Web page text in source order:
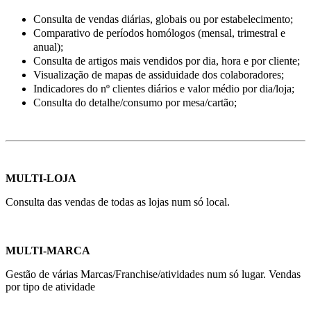
Consulta de vendas diárias, globais ou por estabelecimento;
Comparativo de períodos homólogos (mensal, trimestral e
anual);
Consulta de artigos mais vendidos por dia, hora e por cliente;
Visualização de mapas de assiduidade dos colaboradores;
Indicadores do nº clientes diários e valor médio por dia/loja;
Consulta do detalhe/consumo por mesa/cartão;
MULTI-LOJA
Consulta das vendas de todas as lojas num só local.
MULTI-MARCA
Gestão de várias Marcas/Franchise/atividades num só lugar. Vendas
por tipo de atividade